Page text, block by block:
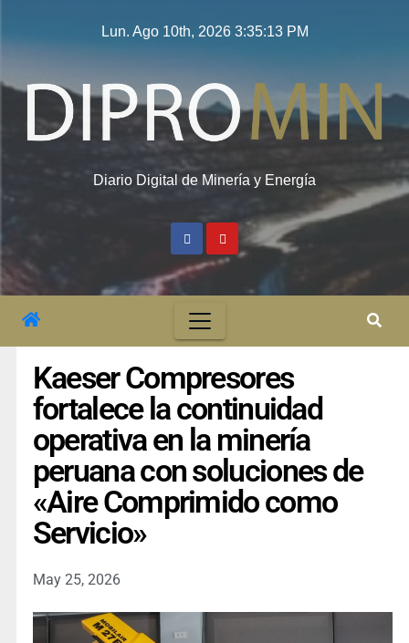
Lun. Ago 10th, 2026 3:35:14 PM
Diario Digital de Minería y Energía
Kaeser Compresores
fortalece la continuidad
operativa en la minería
peruana con soluciones de
«Aire Comprimido como
Servicio»
May 25, 2026